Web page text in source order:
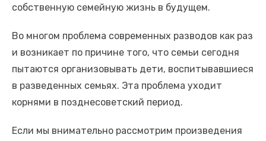
собственную семейную жизнь в будущем.
Во многом проблема современных разводов как раз
и возникает по причине того, что семьи сегодня
пытаются организовывать дети, воспитывавшиеся
в разведенных семьях. Эта проблема уходит
корнями в позднесоветский период.
Если мы внимательно рассмотрим произведения